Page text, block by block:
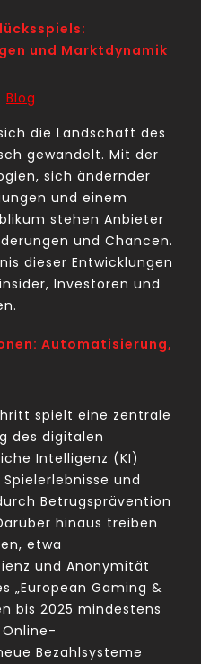
und Marktdynamik
Blog
die Landschaft des
gewandelt. Mit der
sich ändernder
und einem
stehen Anbieter
und Chancen.
dieser Entwicklungen
Investoren und
Automatisierung,
spielt eine zentrale
des digitalen
Intelligenz (KI)
und
Betrugsprävention
hinaus treiben
etwa
und Anonymität
„European Gaming &
bis 2025 mindestens
Bezahlsysteme